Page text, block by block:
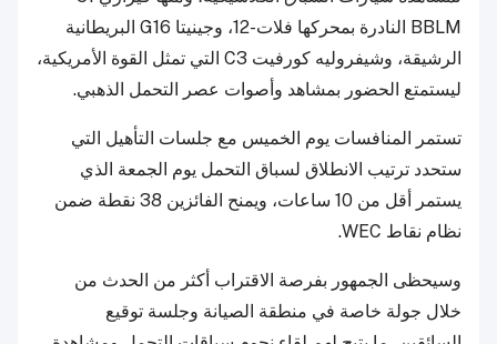
BBLM النادرة بمحركها فلات-12، وجينيتا G16 البريطانية
الرشيقة، وشيفروليه كورفيت C3 التي تمثل القوة الأمريكية،
ليستمتع الحضور بمشاهد وأصوات عصر التحمل الذهبي.
تستمر المنافسات يوم الخميس مع جلسات التأهيل التي
ستحدد ترتيب الانطلاق لسباق التحمل يوم الجمعة الذي
يستمر أقل من 10 ساعات، ويمنح الفائزين 38 نقطة ضمن
نظام نقاط WEC.
وسيحظى الجمهور بفرصة الاقتراب أكثر من الحدث من
خلال جولة خاصة في منطقة الصيانة وجلسة توقيع